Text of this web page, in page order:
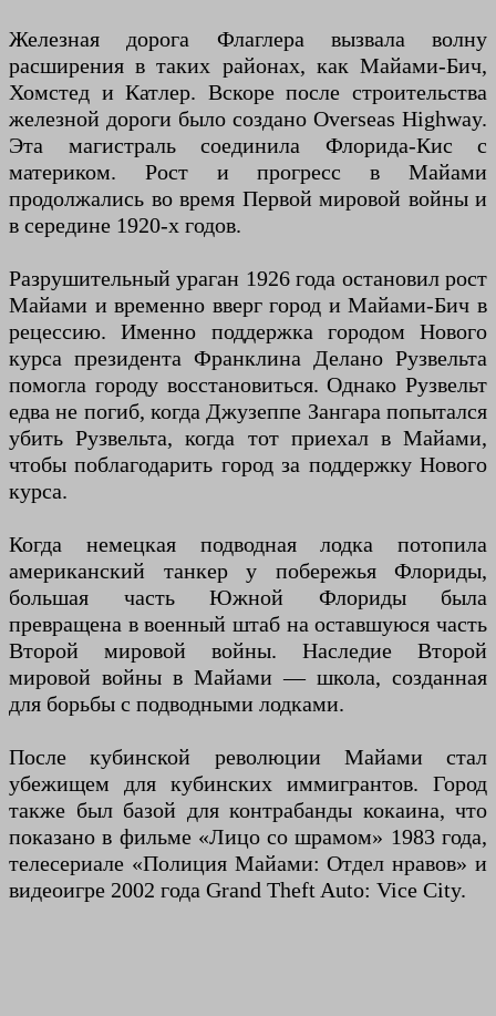
Железная дорога Флаглера вызвала волну
расширения в таких районах, как Майами-Бич,
Хомстед и Катлер. Вскоре после строительства
железной дороги было создано Overseas Highway.
Эта магистраль соединила Флорида-Кис с
материком. Рост и прогресс в Майами
продолжались во время Первой мировой войны и
в середине 1920-х годов.
Разрушительный ураган 1926 года остановил рост
Майами и временно вверг город и Майами-Бич в
рецессию. Именно поддержка городом Нового
курса президента Франклина Делано Рузвельта
помогла городу восстановиться. Однако Рузвельт
едва не погиб, когда Джузеппе Зангара попытался
убить Рузвельта, когда тот приехал в Майами,
чтобы поблагодарить город за поддержку Нового
курса.
Когда немецкая подводная лодка потопила
американский танкер у побережья Флориды,
большая часть Южной Флориды была
превращена в военный штаб на оставшуюся часть
Второй мировой войны. Наследие Второй
мировой войны в Майами — школа, созданная
для борьбы с подводными лодками.
После кубинской революции Майами стал
убежищем для кубинских иммигрантов. Город
также был базой для контрабанды кокаина, что
показано в фильме «Лицо со шрамом» 1983 года,
телесериале «Полиция Майами: Отдел нравов» и
видеоигре 2002 года Grand Theft Auto: Vice City.